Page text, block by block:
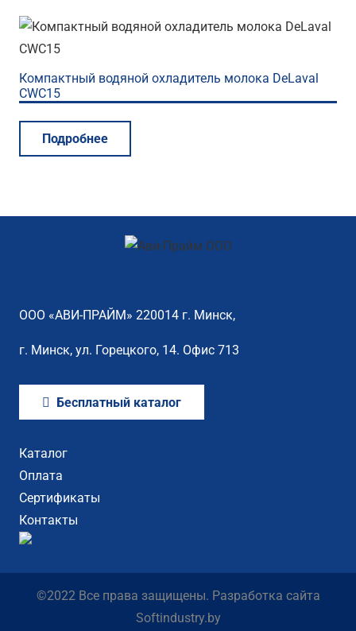
Компактный водяной охладитель молока DeLaval
CWC15
Подробнее
ООО «АВИ-ПРАЙМ» 220014 г. Минск,
г. Минск, ул. Горецкого, 14. Офис 713
Бесплатный каталог
Каталог
Оплата
Сертификаты
Контакты
©2022 Все права защищены. Разработка сайта
Softindustry.by